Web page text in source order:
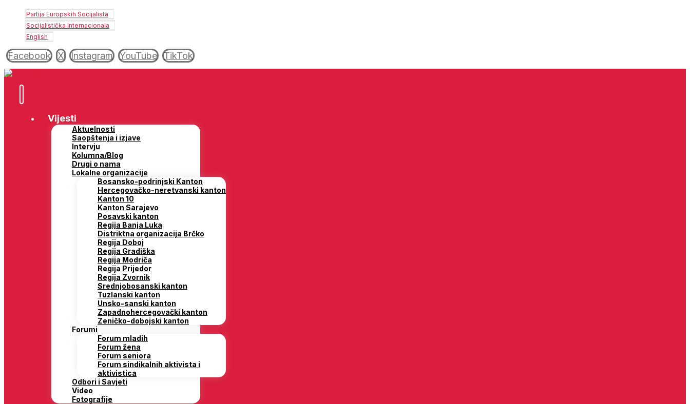
Partija Europskih Socijalista
Socijalistička Internacionala
English
Facebook X Instagram YouTube TikTok
Vijesti
Aktuelnosti
Saopštenja i izjave
Intervju
Kolumna/Blog
Drugi o nama
Lokalne organizacije
Bosansko-podrinjski Kanton
Hercegovačko-neretvanski kanton
Kanton 10
Kanton Sarajevo
Posavski kanton
Regija Banja Luka
Distriktna organizacija Brčko
Regija Doboj
Regija Gradiška
Regija Modriča
Regija Prijedor
Regija Zvornik
Srednjobosanski kanton
Tuzlanski kanton
Unsko-sanski kanton
Zapadnohercegovački kanton
Zeničko-dobojski kanton
Forumi
Forum mladih
Forum žena
Forum seniora
Forum sindikalnih aktivista i
aktivistica
Odbori i Savjeti
Video
Fotografije